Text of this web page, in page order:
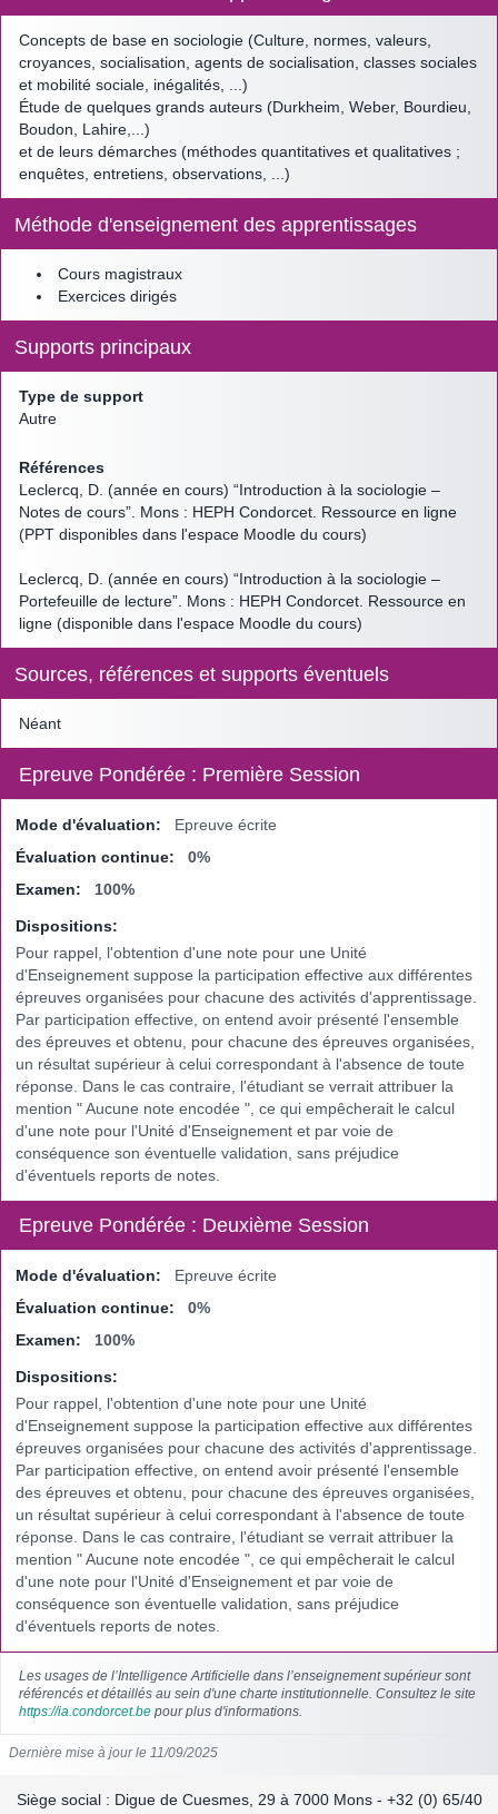
Concepts de base en sociologie (Culture, normes, valeurs,
croyances, socialisation, agents de socialisation, classes sociales
et mobilité sociale, inégalités, ...)
Étude de quelques grands auteurs (Durkheim, Weber, Bourdieu,
Boudon, Lahire,...)
et de leurs démarches (méthodes quantitatives et qualitatives ;
enquêtes, entretiens, observations, ...)
Méthode d'enseignement des apprentissages
Cours magistraux
Exercices dirigés
Supports principaux
Type de support
Autre
Références
Leclercq, D. (année en cours) “Introduction à la sociologie –
Notes de cours”. Mons : HEPH Condorcet. Ressource en ligne
(PPT disponibles dans l'espace Moodle du cours)
Leclercq, D. (année en cours) “Introduction à la sociologie –
Portefeuille de lecture”. Mons : HEPH Condorcet. Ressource en
ligne (disponible dans l'espace Moodle du cours)
Sources, références et supports éventuels
Néant
Epreuve Pondérée : Première Session
Mode d'évaluation:
Epreuve écrite
Évaluation continue:
0%
Examen:
100%
Dispositions:
Pour rappel, l'obtention d'une note pour une Unité
d'Enseignement suppose la participation effective aux différentes
épreuves organisées pour chacune des activités d'apprentissage.
Par participation effective, on entend avoir présenté l'ensemble
des épreuves et obtenu, pour chacune des épreuves organisées,
un résultat supérieur à celui correspondant à l'absence de toute
réponse. Dans le cas contraire, l'étudiant se verrait attribuer la
mention " Aucune note encodée ", ce qui empêcherait le calcul
d'une note pour l'Unité d'Enseignement et par voie de
conséquence son éventuelle validation, sans préjudice
d'éventuels reports de notes.
Epreuve Pondérée : Deuxième Session
Mode d'évaluation:
Epreuve écrite
Évaluation continue:
0%
Examen:
100%
Dispositions:
Pour rappel, l'obtention d'une note pour une Unité
d'Enseignement suppose la participation effective aux différentes
épreuves organisées pour chacune des activités d'apprentissage.
Par participation effective, on entend avoir présenté l'ensemble
des épreuves et obtenu, pour chacune des épreuves organisées,
un résultat supérieur à celui correspondant à l'absence de toute
réponse. Dans le cas contraire, l'étudiant se verrait attribuer la
mention " Aucune note encodée ", ce qui empêcherait le calcul
d'une note pour l'Unité d'Enseignement et par voie de
conséquence son éventuelle validation, sans préjudice
d'éventuels reports de notes.
Les usages de l’Intelligence Artificielle dans l’enseignement supérieur sont
référencés et détaillés au sein d'une charte institutionnelle. Consultez le site
https://ia.condorcet.be pour plus d'informations.
Dernière mise à jour le 11/09/2025
Siège social : Digue de Cuesmes, 29 à 7000 Mons - +32 (0) 65/40